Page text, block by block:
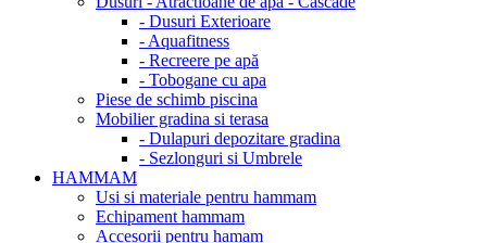
- Dusuri Exterioare
- Aquafitness
- Recreere pe apă
- Tobogane cu apa
Piese de schimb piscina
Mobilier gradina si terasa
- Dulapuri depozitare gradina
- Sezlonguri si Umbrele
HAMMAM
Usi si materiale pentru hammam
Echipament hammam
Accesorii pentru hamam